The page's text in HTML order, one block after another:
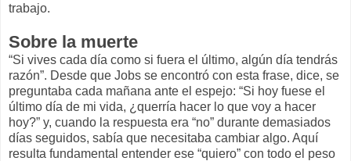
trabajo.
Sobre la muerte
“Si vives cada día como si fuera el último, algún día tendrás
razón”. Desde que Jobs se encontró con esta frase, dice, se
preguntaba cada mañana ante el espejo: “Si hoy fuese el
último día de mi vida, ¿querría hacer lo que voy a hacer
hoy?” y, cuando la respuesta era “no” durante demasiados
días seguidos, sabía que necesitaba cambiar algo. Aquí
resulta fundamental entender ese “quiero” con todo el peso